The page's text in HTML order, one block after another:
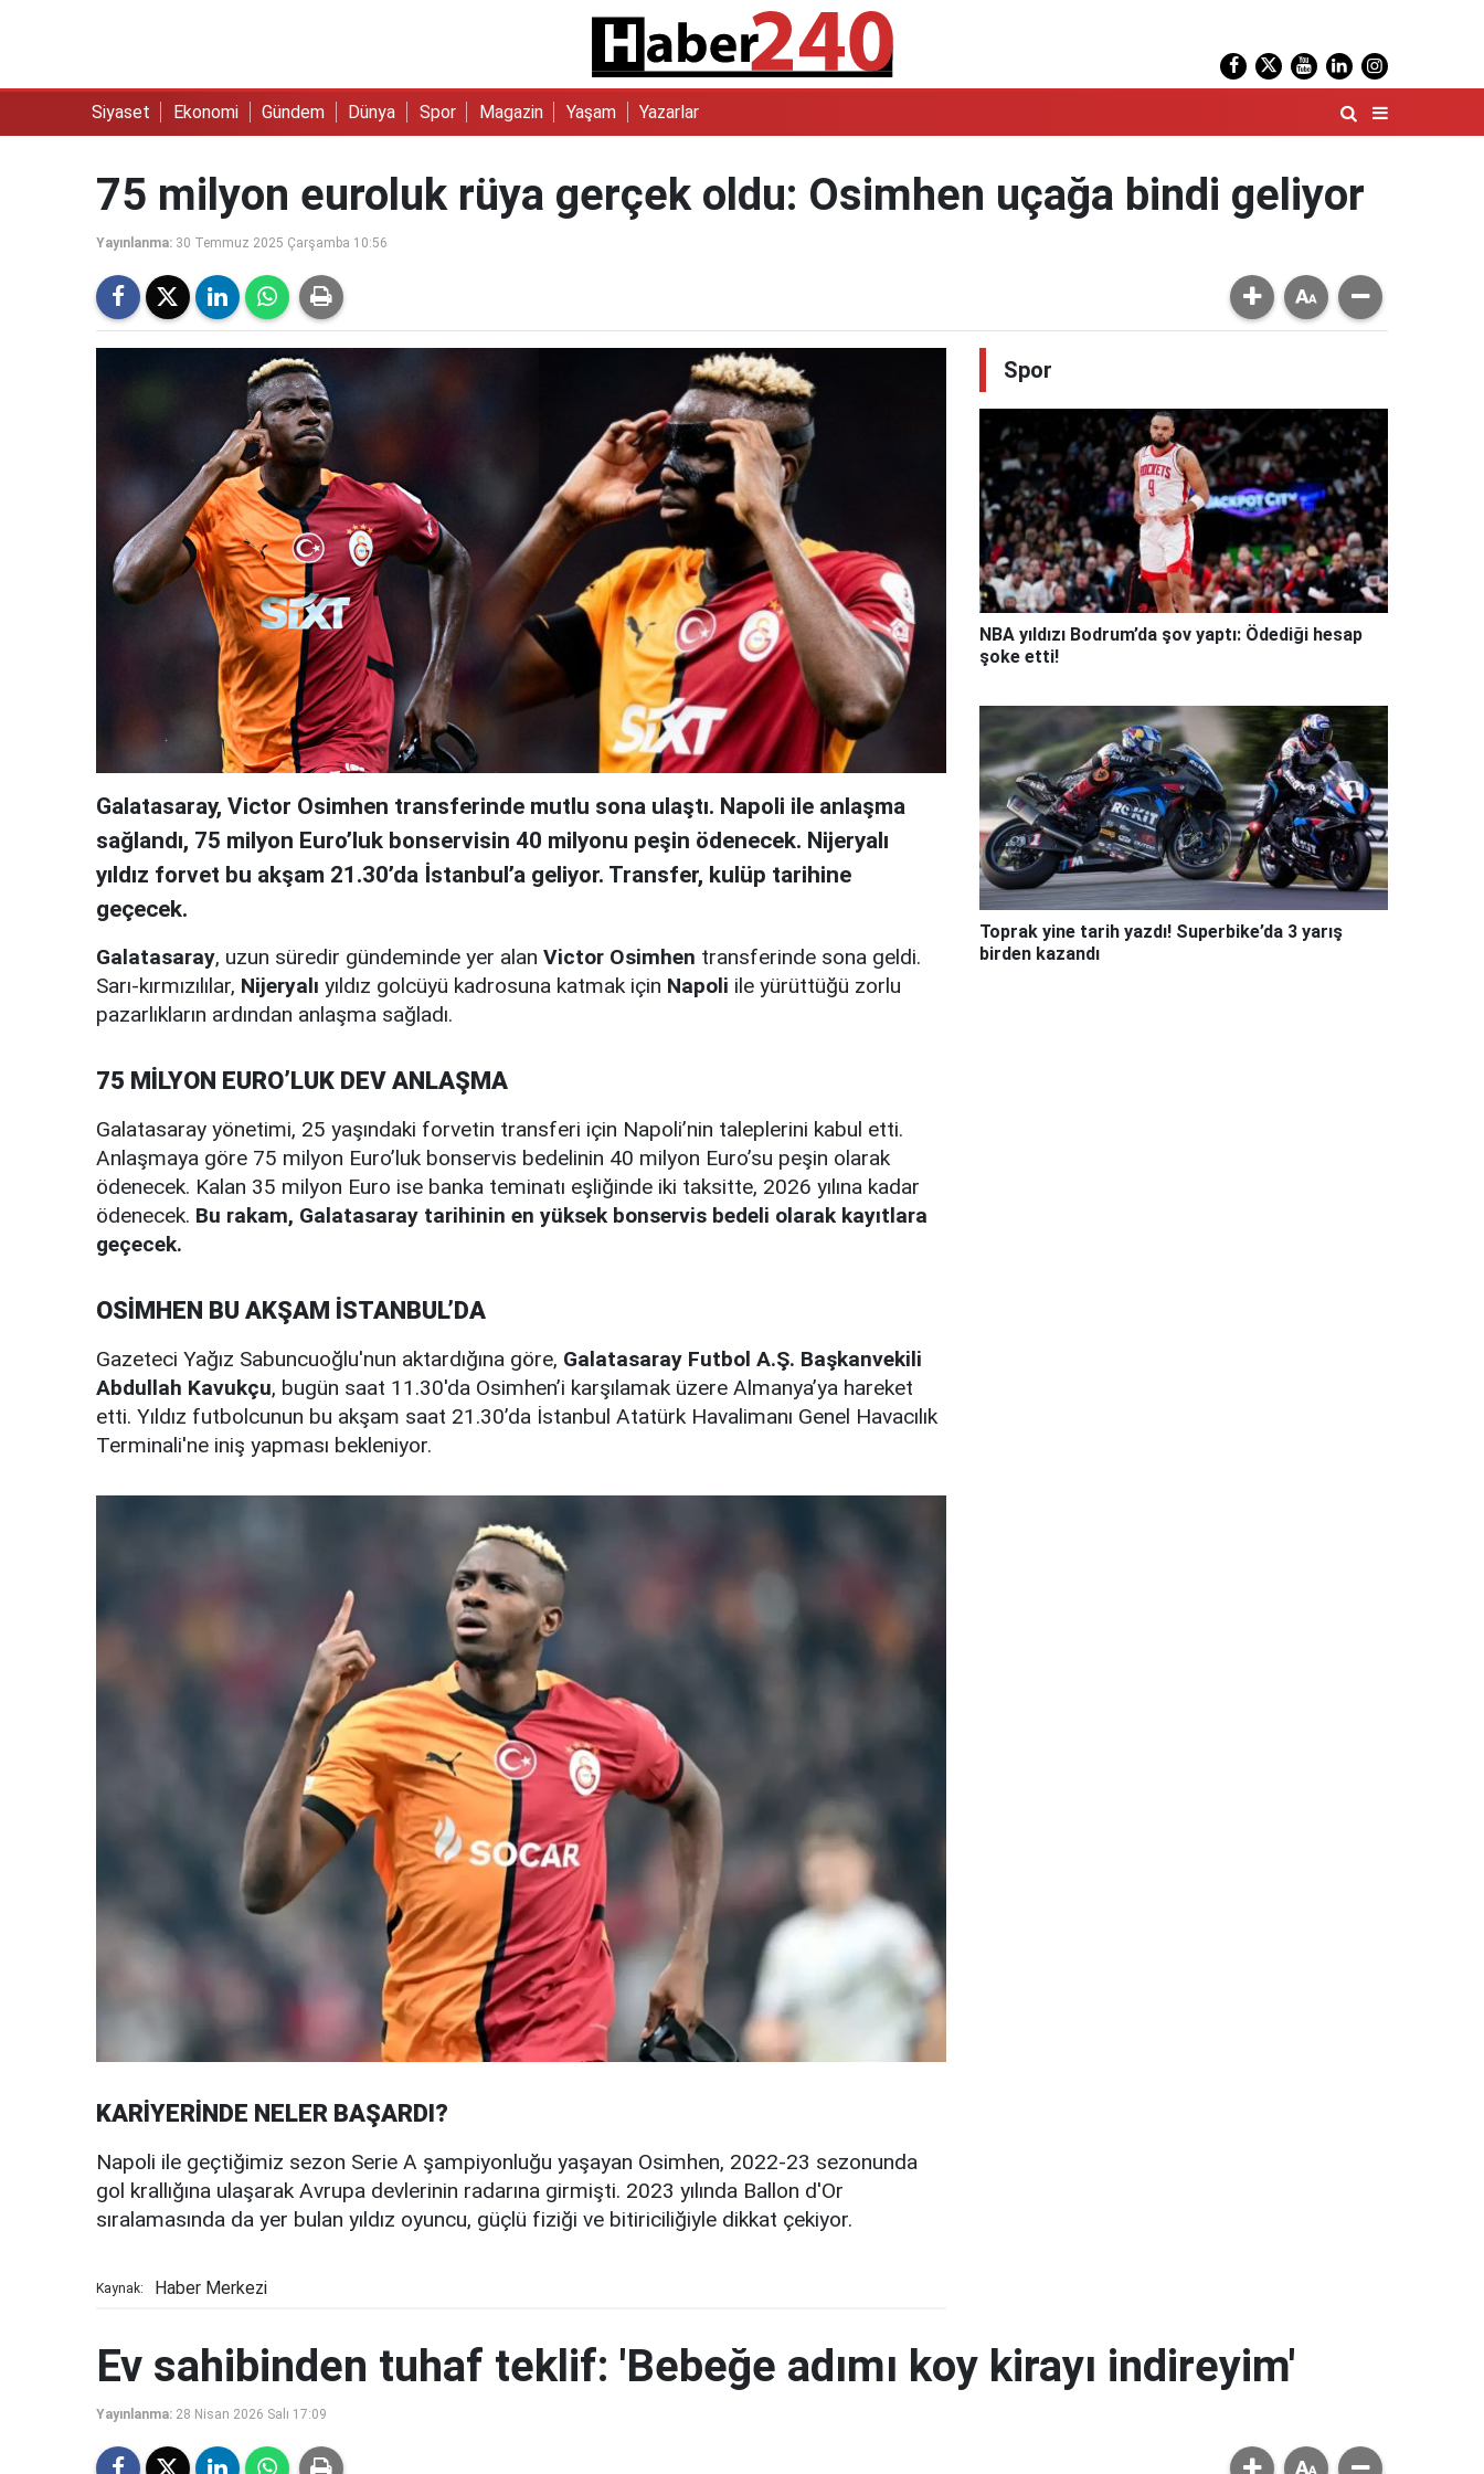
Siyaset Ekonomi Gündem Dünya Spor Magazin Yaşam Yazarlar
75 milyon euroluk rüya gerçek oldu: Osimhen uçağa bindi geliyor
Yayınlanma: 30 Temmuz 2025 Çarşamba 10:56
Galatasaray, Victor Osimhen transferinde mutlu sona ulaştı. Napoli ile anlaşma
sağlandı, 75 milyon Euro’luk bonservisin 40 milyonu peşin ödenecek. Nijeryalı
yıldız forvet bu akşam 21.30’da İstanbul’a geliyor. Transfer, kulüp tarihine
geçecek.
Galatasaray, uzun süredir gündeminde yer alan Victor Osimhen transferinde sona geldi.
Sarı-kırmızılılar, Nijeryalı yıldız golcüyü kadrosuna katmak için Napoli ile yürüttüğü zorlu
pazarlıkların ardından anlaşma sağladı.
75 MİLYON EURO’LUK DEV ANLAŞMA
Galatasaray yönetimi, 25 yaşındaki forvetin transferi için Napoli’nin taleplerini kabul etti.
Anlaşmaya göre 75 milyon Euro’luk bonservis bedelinin 40 milyon Euro’su peşin olarak
ödenecek. Kalan 35 milyon Euro ise banka teminatı eşliğinde iki taksitte, 2026 yılına kadar
ödenecek. Bu rakam, Galatasaray tarihinin en yüksek bonservis bedeli olarak kayıtlara
geçecek.
OSİMHEN BU AKŞAM İSTANBUL’DA
Gazeteci Yağız Sabuncuoğlu'nun aktardığına göre, Galatasaray Futbol A.Ş. Başkanvekili
Abdullah Kavukçu, bugün saat 11.30'da Osimhen’i karşılamak üzere Almanya’ya hareket
etti. Yıldız futbolcunun bu akşam saat 21.30’da İstanbul Atatürk Havalimanı Genel Havacılık
Terminali'ne iniş yapması bekleniyor.
KARİYERİNDE NELER BAŞARDI?
Napoli ile geçtiğimiz sezon Serie A şampiyonluğu yaşayan Osimhen, 2022-23 sezonunda
gol krallığına ulaşarak Avrupa devlerinin radarına girmişti. 2023 yılında Ballon d'Or
sıralamasında da yer bulan yıldız oyuncu, güçlü fiziği ve bitiriciliğiyle dikkat çekiyor.
Kaynak: Haber Merkezi
Spor
NBA yıldızı Bodrum’da şov yaptı: Ödediği hesap
şoke etti!
Toprak yine tarih yazdı! Superbike’da 3 yarış
birden kazandı
Ev sahibinden tuhaf teklif: 'Bebeğe adımı koy kirayı indireyim'
Yayınlanma: 28 Nisan 2026 Salı 17:09